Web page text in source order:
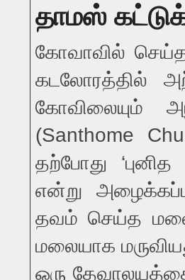
தாமஸ்
கோவாவில்
கடலோரத்தில்
கோவிலையும்
(Santhome
தற்போது
என்று
தவம் செய்த மலை
மலையாக
ஒரு